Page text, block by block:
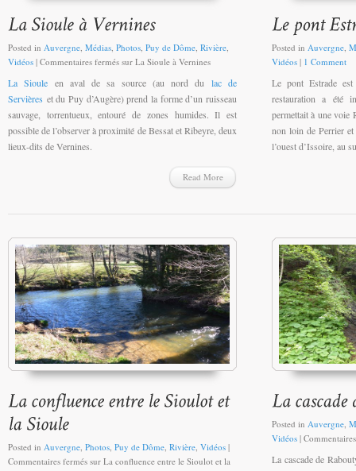
Posted in Auvergne, Médias, Photos, Puy de Dôme, Rivière,
Vidéos | Commentaires fermés sur La Sioule à Vernines
La Sioule en aval de sa source (au nord du lac de
Servières et du Puy d’Augère) prend la forme d’un ruisseau
sauvage, torrentueux, entouré de zones humides. Il est
possible de l’observer à proximité de Bessat et Ribeyre, deux
lieux-dits de Vernines.
Read More
Posted in Auvergne,
Vidéos | 1 Comment
Le pont Estrade
restauration a été
permettait à une voie
non loin de Perrier
l’ouest d’Issoire, au
Posted in Auvergne Photos Puy de Dôme Rivière Vidéos |
Commentaires fermés sur La confluence entre le Sioulot et la
Posted in Auvergne
Vidéos |
La cascade de